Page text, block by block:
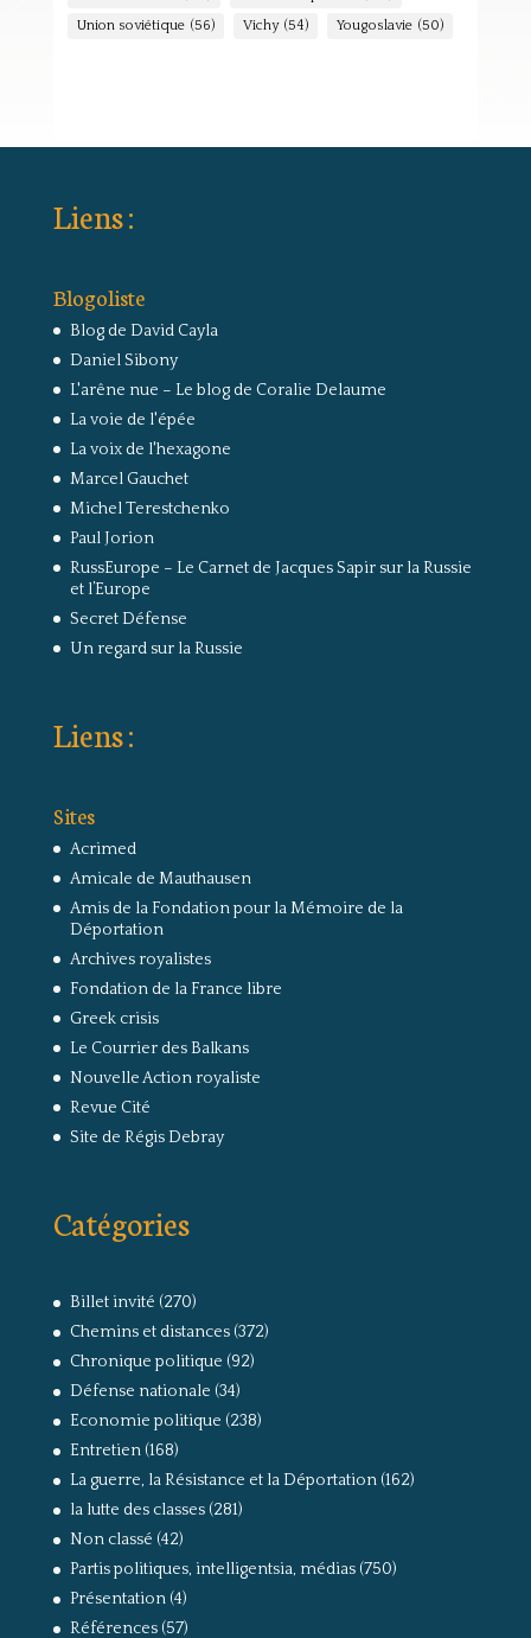
Union soviétique (56) Vichy (54) Yougoslavie (50)
Liens :
Blogoliste
Blog de David Cayla
Daniel Sibony
L'arêne nue – Le blog de Coralie Delaume
La voie de l'épée
La voix de l'hexagone
Marcel Gauchet
Michel Terestchenko
Paul Jorion
RussEurope – Le Carnet de Jacques Sapir sur la Russie
et l’Europe
Secret Défense
Un regard sur la Russie
Liens :
Sites
Acrimed
Amicale de Mauthausen
Amis de la Fondation pour la Mémoire de la
Déportation
Archives royalistes
Fondation de la France libre
Greek crisis
Le Courrier des Balkans
Nouvelle Action royaliste
Revue Cité
Site de Régis Debray
Catégories
Billet invité (270)
Chemins et distances(372)
Chronique politique (92)
Défense nationale (34)
Economie politique (238)
Entretien(168)
La guerre, la Résistance et la Déportation(162)
la lutte des classes(281)
Non classé (42)
Partis politiques, intelligentsia, médias(750)
Présentation(4)
Références(57)